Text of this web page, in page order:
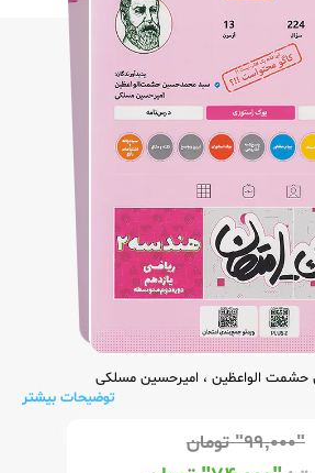
الواعظین ، امیرحسین مسلکی
توضیحات بیشتر
"۹۹,۰۰۰" تومان